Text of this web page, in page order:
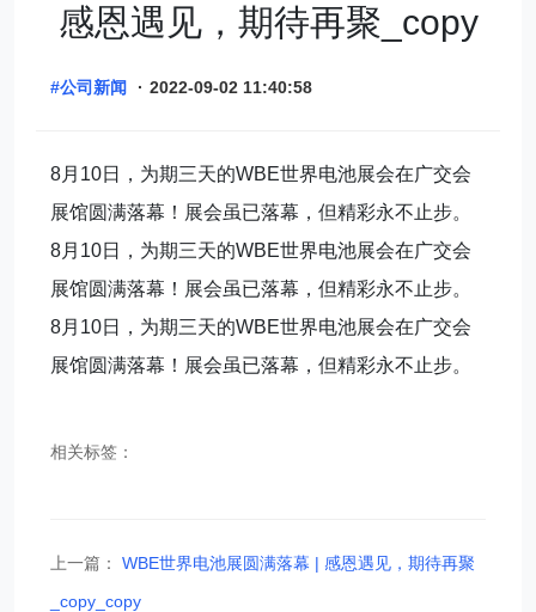
感恩遇见，期待再聚_copy
#公司新闻 · 2022-09-02 11:40:58
8月10日，为期三天的WBE世界电池展会在广交会
展馆圆满落幕！展会虽已落幕，但精彩永不止步。
8月10日，为期三天的WBE世界电池展会在广交会
展馆圆满落幕！展会虽已落幕，但精彩永不止步。
8月10日，为期三天的WBE世界电池展会在广交会
展馆圆满落幕！展会虽已落幕，但精彩永不止步。
相关标签：
上一篇：
WBE世界电池展圆满落幕 | 感恩遇见，期待再聚
_copy_copy